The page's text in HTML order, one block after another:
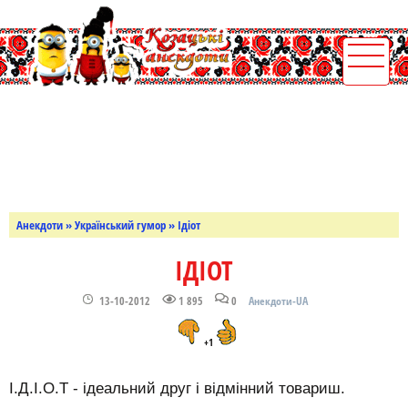
Анекдоти»Український гумор» Ідіот
ІДІОТ
13-10-2012 1 895 0 Анекдоти-UA
+1
І.Д.І.О.Т - ідеальний друг і відмінний товариш.